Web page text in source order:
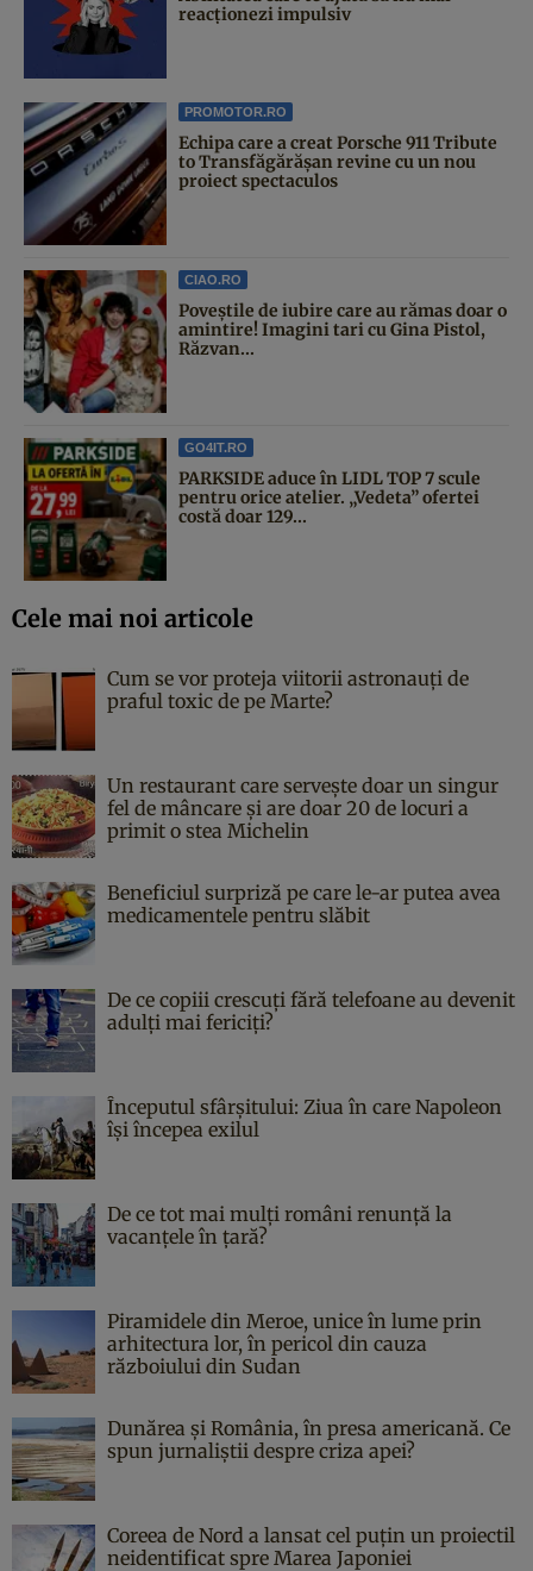
reacționezi impulsiv
PROMOTOR.RO
Echipa care a creat Porsche 911 Tribute
to Transfăgărășan revine cu un nou
proiect spectaculos
CIAO.RO
Poveştile de iubire care au rămas doar o
amintire! Imagini tari cu Gina Pistol,
Răzvan...
GO4IT.RO
PARKSIDE aduce în LIDL TOP 7 scule
pentru orice atelier. „Vedeta” ofertei
costă doar 129...
Cele mai noi articole
Cum se vor proteja viitorii astronauți de
praful toxic de pe Marte?
Un restaurant care servește doar un singur
fel de mâncare și are doar 20 de locuri a
primit o stea Michelin
Beneficiul surpriză pe care le-ar putea avea
medicamentele pentru slăbit
De ce copiii crescuți fără telefoane au devenit
adulți mai fericiți?
Începutul sfârşitului: Ziua în care Napoleon
îşi începea exilul
De ce tot mai mulți români renunță la
vacanțele în țară?
Piramidele din Meroe, unice în lume prin
arhitectura lor, în pericol din cauza
războiului din Sudan
Dunărea și România, în presa americană. Ce
spun jurnaliștii despre criza apei?
Coreea de Nord a lansat cel puțin un proiectil
neidentificat spre Marea Japoniei